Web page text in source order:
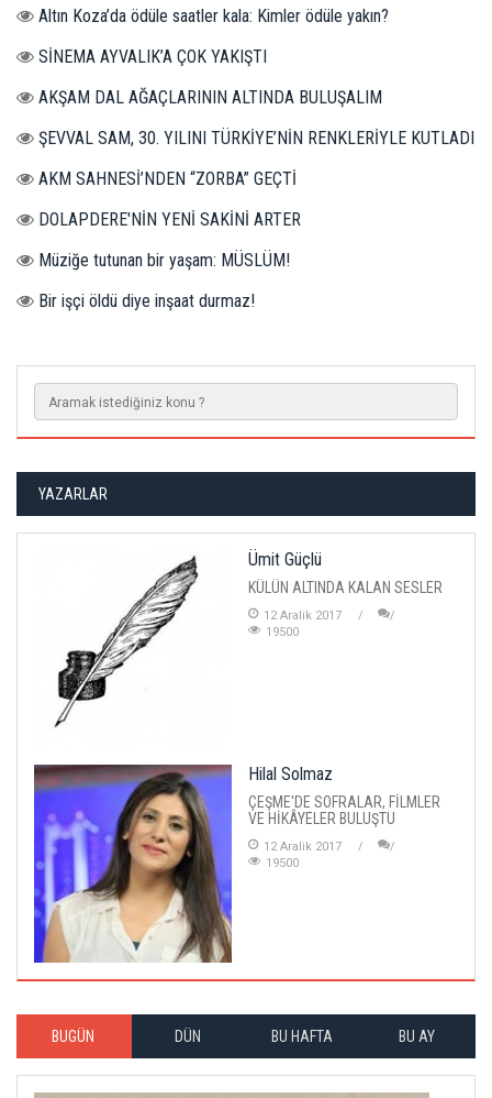
Altın Koza’da ödüle saatler kala: Kimler ödüle yakın?
SİNEMA AYVALIK’A ÇOK YAKIŞTI
AKŞAM DAL AĞAÇLARININ ALTINDA BULUŞALIM
ŞEVVAL SAM, 30. YILINI TÜRKİYE’NİN RENKLERİYLE KUTLADI
AKM SAHNESİ’NDEN “ZORBA” GEÇTİ
DOLAPDERE'NİN YENİ SAKİNİ ARTER
Müziğe tutunan bir yaşam: MÜSLÜM!
Bir işçi öldü diye inşaat durmaz!
YAZARLAR
Ümit Güçlü
KÜLÜN ALTINDA KALAN SESLER
12 Aralik 2017
19500
Hilal Solmaz
ÇEŞME'DE SOFRALAR, FİLMLER
VE HİKÂYELER BULUŞTU
12 Aralik 2017
19500
BUGÜN DÜN BU HAFTA BU AY